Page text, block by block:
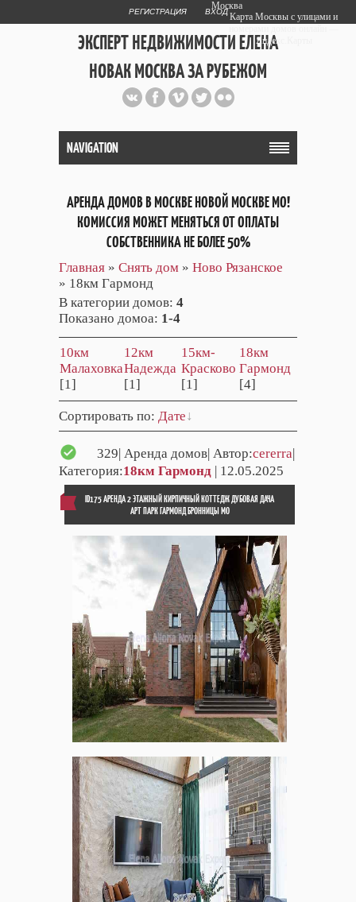
РЕГИСТРАЦИЯ ВХОД
ЭКСПЕРТ НЕДВИЖИМОСТИ ЕЛЕНА
НОВАК МОСКВА ЗА РУБЕЖОМ
Публичный сайт эксперта автора
web дизайнера+7 903 708 1884
NAVIGATION
АРЕНДА ДОМОВ В МОСКВЕ НОВОЙ МОСКВЕ МО!
КОМИССИЯ МОЖЕТ МЕНЯТЬСЯ ОТ ОПЛАТЫ
СОБСТВЕННИКА НЕ БОЛЕЕ 50%
Главная » Снять дом » Ново Рязанское
» 18км Гармонд
В категории домов: 4
Показано домоа: 1-4
10км
Малаховка
[1]
12км
Надежда
[1]
15км-
Красково
[1]
18км
Гармонд
[4]
Сортировать по: Дате
329| Аренда домов| Автор:cererra|
Категория:18км Гармонд | 12.05.2025
ID175 АРЕНДА 2 ЭТАЖНЫЙ КИРПИЧНЫЙ КОТТЕДЖ ДУБОВАЯ ДАЧА
АРТ ПАРК ГАРМОНД БРОННИЦЫ МО
Москва
Карта Москвы с улицами и
Яндекс.Карты